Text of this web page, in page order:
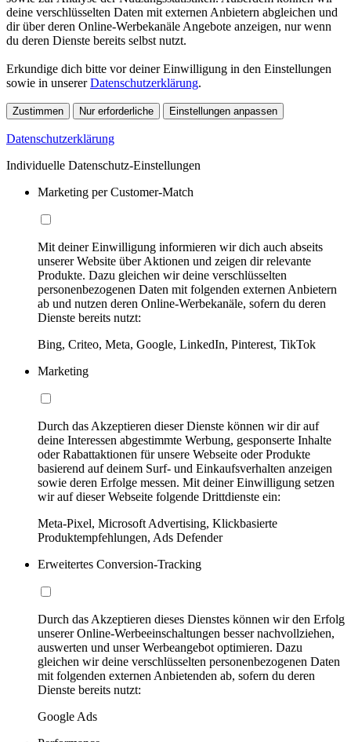
deine verschlüsselten Daten mit externen Anbietern abgleichen und
dir über deren Online-Werbekanäle Angebote anzeigen, nur wenn
du deren Dienste bereits selbst nutzt.
Erkundige dich bitte vor deiner Einwilligung in den Einstellungen
sowie in unsererDatenschutzerklärung.
Zustimmen Nur erforderliche Einstellungen anpassen
Datenschutzerklärung
Individuelle Datenschutz-Einstellungen
Marketing per Customer-Match
Mit deiner Einwilligung informieren wir dich auch abseits
unserer Website über Aktionen und zeigen dir relevante
Produkte. Dazu gleichen wir deine verschlüsselten
personenbezogenen Daten mit folgenden externen Anbietern
ab und nutzen deren Online-Werbekanäle, sofern du deren
Dienste bereits nutzt:
Bing, Criteo, Meta, Google, LinkedIn, Pinterest, TikTok
Marketing
Durch das Akzeptieren dieser Dienste können wir dir auf
deine Interessen abgestimmte Werbung, gesponserte Inhalte
oder Rabattaktionen für unsere Webseite oder Produkte
basierend auf deinem Surf- und Einkaufsverhalten anzeigen
sowie deren Erfolge messen. Mit deiner Einwilligung setzen
wir auf dieser Webseite folgende Drittdienste ein:
Meta-Pixel, Microsoft Advertising, Klickbasierte
Produktempfehlungen, Ads Defender
Erweitertes Conversion-Tracking
Durch das Akzeptieren dieses Dienstes können wir den Erfolg
unserer Online-Werbeeinschaltungen besser nachvollziehen,
auswerten und unser Werbeangebot optimieren. Dazu
gleichen wir deine verschlüsselten personenbezogenen Daten
mit folgenden externen Anbietenden ab, sofern du deren
Dienste bereits nutzt:
Google Ads